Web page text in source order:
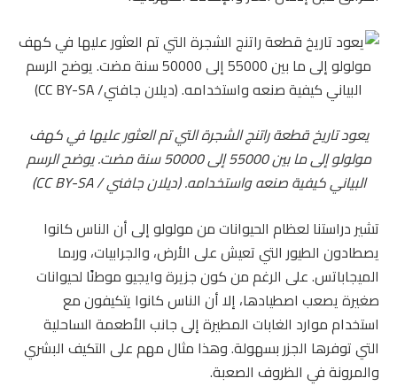
يعود تاريخ قطعة راتنج الشجرة التي تم العثور عليها في كهف
مولولو إلى ما بين 55000 إلى 50000 سنة مضت. يوضح الرسم
البياني كيفية صنعه واستخدامه. (ديلان جافني /CC BY-SA
)
تشير دراستنا لعظام الحيوانات من مولولو إلى أن الناس كانوا
يصطادون الطيور التي تعيش على الأرض، والجرابيات، وربما
الميجاباتس. على الرغم من كون جزيرة وايجيو موطنًا لحيوانات
صغيرة يصعب اصطيادها، إلا أن الناس كانوا يتكيفون مع
استخدام موارد الغابات المطيرة إلى جانب الأطعمة الساحلية
التي توفرها الجزر بسهولة. وهذا مثال مهم على التكيف البشري
والمرونة في الظروف الصعبة.